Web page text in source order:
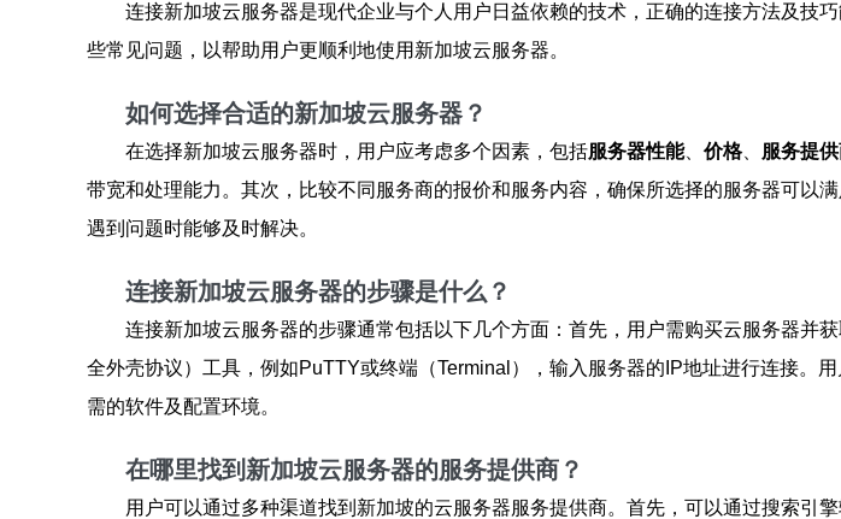
连接新加坡云服务器是现代企业与个人用户日益依赖的技术，正确的连接方法及技
些常见问题，以帮助用户更顺利地使用新加坡云服务器。
如何选择合适的新加坡云服务器？
在选择新加坡云服务器时，用户应考虑多个因素，包括服务器性能、 价格、 服务提
带宽和处理能力。其次，比较不同服务商的报价和服务内容，确保所选择的服务器可以
遇到问题时能够及时解决。
连接新加坡云服务器的步骤是什么？
连接新加坡云服务器的步骤通常包括以下几个方面：首先，用户需购买云服务器并
全外壳协议）工具，例如PuTTY或终端（Terminal），输入服务器的IP地址进行连接。
需的软件及配置环境。
在哪里找到新加坡云服务器的服务提供商？
用户可以通过多种渠道找到新加坡的云服务器服务提供商。首先，可以通过搜索引